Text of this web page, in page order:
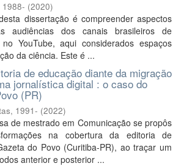
(2020)
dissertação é compreender aspectos
audiências dos canais brasileiros de
YouTube, aqui considerados espaços
da ciência. Este é ...
de educação diante da migração
jornalística digital : o caso do
(PR)
1991- (2022)
de mestrado em Comunicação se propôs
na cobertura da editoria de
do Povo (Curitiba-PR), ao traçar um
anterior e posterior ...